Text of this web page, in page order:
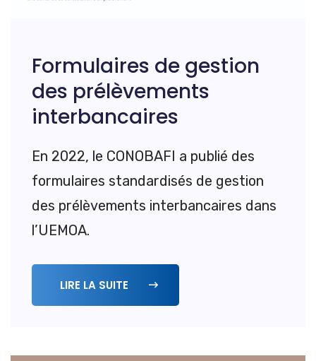
Formulaires de gestion
des prélèvements
interbancaires
En 2022, le CONOBAFI a publié des
formulaires standardisés de gestion
des prélèvements interbancaires dans
l’UEMOA.
LIRE LA SUITE